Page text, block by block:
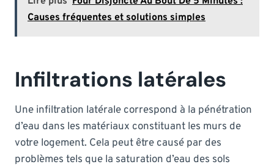
Causes fréquentes et solutions simples
Infiltrations latérales
Une infiltration latérale correspond à la pénétration
d’eau dans les matériaux constituant les murs de
votre logement. Cela peut être causé par des
problèmes tels que la saturation d’eau des sols